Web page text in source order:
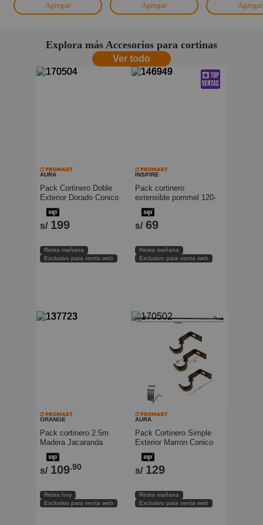
Agregar Agregar Agregar
Explora más Accesorios para cortinas
Ver todo
AURA
Pack Cortinero Doble
Exterior Dorado Conico
170-320cm Aura
s/ 199
Retira mañana
Exclusivo para venta web
INSPIRE
Pack cortinero
extensible pommel 120-
210cm Inspire
s/ 69
Retira mañana
Exclusivo para venta web
ORANGE
Pack cortinero 2.5m
Madera Jacaranda
Orange
s/ 109.90
Retira hoy
Exclusivo para venta web
AURA
Pack Cortinero Simple
Exterior Marron Conico
170-320cm Aura
s/ 129
Retira mañana
Exclusivo para venta web